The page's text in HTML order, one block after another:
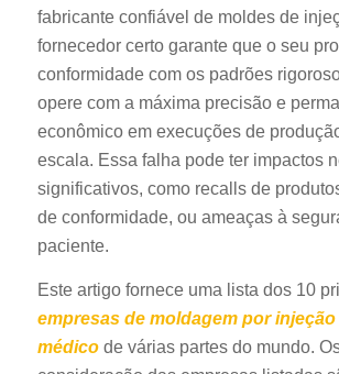
fabricante confiável de moldes de
fornecedor certo garante que o seu
conformidade com os padrões
opere com a máxima precisão e
econômico em execuções de
escala. Essa falha pode ter impactos
significativos, como recalls de
de conformidade, ou ameaças à
paciente.
Este artigo fornece uma lista dos 10
empresas de moldagem por
médicode várias partes do mundo.